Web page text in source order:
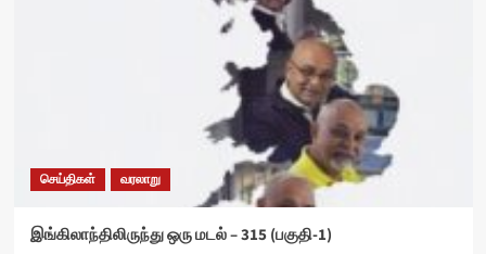
செய்திகள் வரலாறு
இங்கிலாந்திலிருந்து ஒரு மடல் – 315 (பகுதி-1)